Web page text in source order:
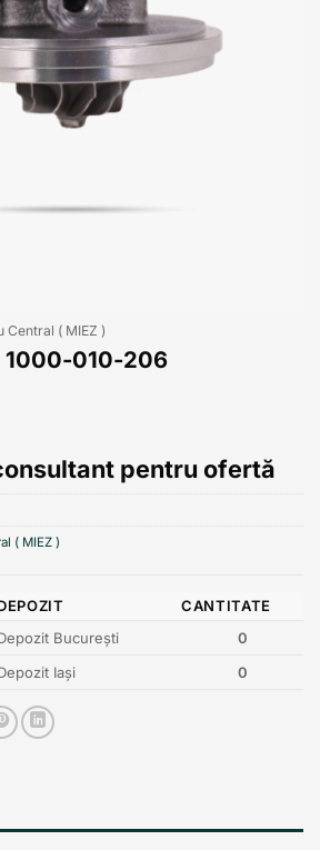
Central ( MIEZ )
1000-010-206
pentru ofertă
( MIEZ )
CANTITATE
București 0
Iași 0